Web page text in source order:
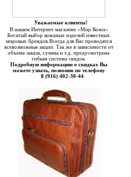
Уважаемые клиенты!
В нашем Интернет магазине «Мир Кожи»
Богатый выбор кожаных изделий известных
мировых брендов.Всегда для Вас проводятся
всевозможные акции. Так же в зависимости от
объема заказа, суммы и т.д. предусмотрена
гибкая система скидок.
Подробную информацию о скидках Вы
можете узнать, позвонив по телефону
8 (916) 402-30-44